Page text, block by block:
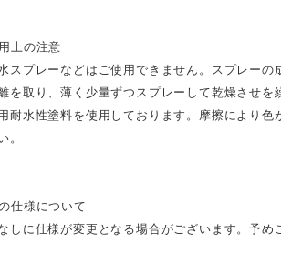
上の注意
スプレーなどはご使用できません。スプレー
を取り、薄く少量ずつスプレーして乾燥させを
耐水性塗料を使用しております。摩擦により
。
仕様について
しに仕様が変更となる場合がございます。予め